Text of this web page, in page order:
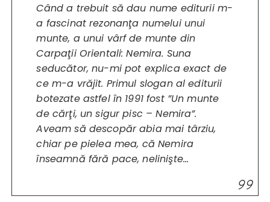
Când a trebuit să dau nume editurii m-
a fascinat rezonanţa numelui unui
munte, a unui vârf de munte din
Carpaţii Orientali: Nemira. Suna
seducător, nu-mi pot explica exact de
ce m-a vrăjit. Primul slogan al editurii
botezate astfel în 1991 fost ”Un munte
de cărţi, un sigur pisc – Nemira”.
Aveam să descopăr abia mai târziu,
chiar pe pielea mea, că Nemira
înseamnă fără pace, nelinişte…